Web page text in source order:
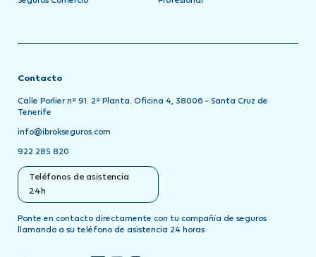
Contacto
Calle Porlier nº 91. 2º Planta. Oficina 4, 38006 - Santa Cruz de
Tenerife
info@ibrokseguros.com
922 285 820
Teléfonos de asistencia
24h
Ponte en contacto directamente con tu compañía de seguros
llamando a su teléfono de asistencia 24 horas